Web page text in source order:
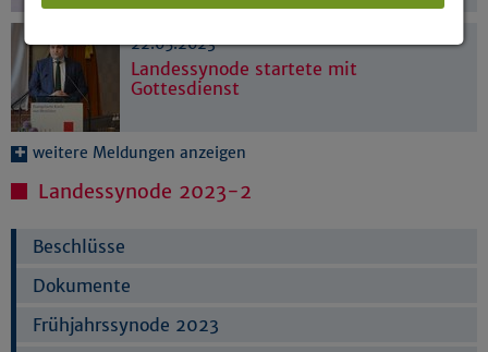
22.05.2023
Landessynode startete mit
Gottesdienst
weitere Meldungen anzeigen
Landessynode 2023-2
Beschlüsse
Dokumente
Frühjahrssynode 2023
Impressum |